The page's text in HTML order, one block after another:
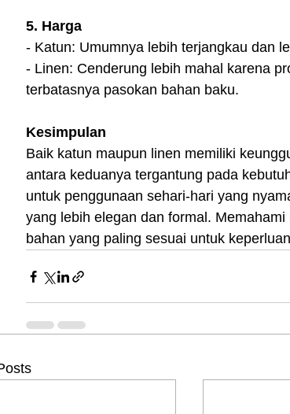
5. Harga
- Katun: Umumnya lebih terjangkau dan
- Linen: Cenderung lebih mahal karena
terbatasnya pasokan bahan baku.
Kesimpulan
Baik katun maupun linen memiliki
antara keduanya tergantung pada
untuk penggunaan sehari-hari yang
yang lebih elegan dan formal.
bahan yang paling sesuai untuk